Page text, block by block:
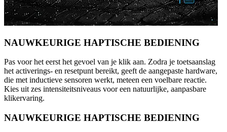
NAUWKEURIGE HAPTISCHE BEDIENING
Pas voor het eerst het gevoel van je klik aan. Zodra je toetsaanslag
het activerings- en resetpunt bereikt, geeft de aangepaste hardware,
die met inductieve sensoren werkt, meteen een voelbare reactie.
Kies uit zes intensiteitsniveaus voor een natuurlijke, aanpasbare
klikervaring.
NAUWKEURIGE HAPTISCHE BEDIENING